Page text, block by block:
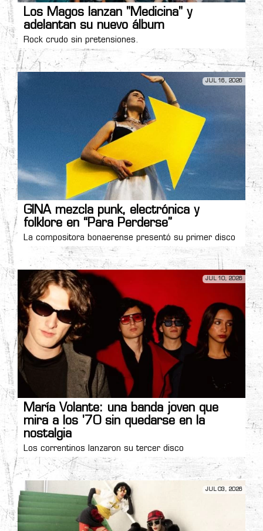
Los Magos lanzan "Medicina" y
adelantan su nuevo álbum
Rock crudo sin pretensiones.
JUL 16, 2026
GINA mezcla punk, electrónica y
folklore en “Para Perderse”
La compositora bonaerense presentó su primer disco
JUL 10, 2026
María Volante: una banda joven que
mira a los '70 sin quedarse en la
nostalgia
Los correntinos lanzaron su tercer disco
JUL 03, 2026